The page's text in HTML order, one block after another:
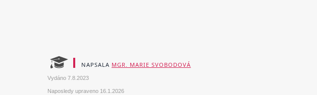
NAPSALA MGR. MARIE SVOBODOVÁ
Vydáno7.8.2023
Naposledy upraveno 16.1.2026